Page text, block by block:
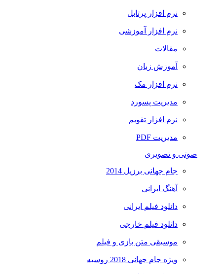
نرم افزار پرتابل
نرم افزار آموزشی
مقالات
آموزش زبان
نرم افزار مک
مدیریت پسورد
نرم افزار تقویم
مدیریت PDF
صوتی و تصویری
جام جهانی برزیل 2014
آهنگ ایرانی
دانلود فیلم ایرانی
دانلود فیلم خارجی
موسیقی متن بازی و فیلم
ویژه جام جهانی 2018 روسیه